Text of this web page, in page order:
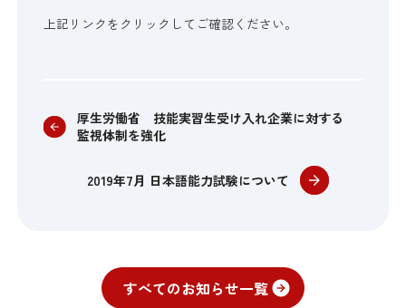
上記リンクをクリックしてご確認ください。
厚生労働省 技能実習生受け入れ企業に対する
監視体制を強化
2019年7月 日本語能力試験について
すべてのお知らせ一覧